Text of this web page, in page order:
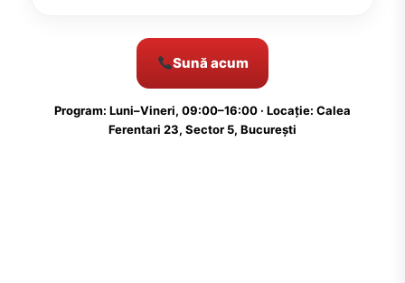
Sună acum
Program: Luni–Vineri, 09:00–16:00 · Locație: Calea
Ferentari 23, Sector 5, București